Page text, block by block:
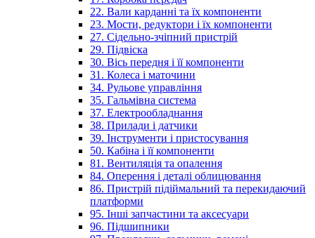
22. Вали карданні та їх компоненти
23. Мости, редуктори і їх компоненти
27. Сідельно-зчіпний пристрій
29. Підвіска
30. Вісь передня і її компоненти
31. Колеса і маточини
34. Рульове управління
35. Гальмівна система
37. Електрообладнання
38. Прилади і датчики
39. Інструменти і пристосування
50. Кабіна і її компоненти
81. Вентиляція та опалення
84. Оперення і деталі облицювання
86. Пристрій підіймальний та перекидаючий
платформи
95. Інші запчастини та аксесуари
96. Підшипники